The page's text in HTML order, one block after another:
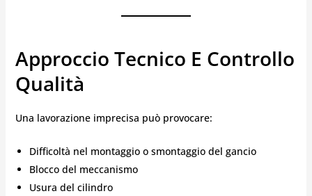
Approccio Tecnico E Controllo
Qualità
Una lavorazione imprecisa può provocare:
Difficoltà nel montaggio o smontaggio del gancio
Blocco del meccanismo
Usura del cilindro